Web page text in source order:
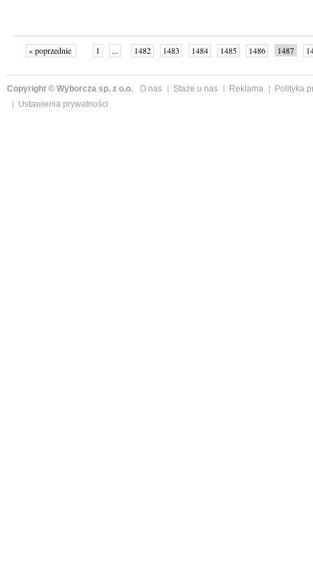
« poprzednie 1 ... 1482 1483 1484 1485 1486 1487
Copyright © Wyborcza sp. z o.o. O nas Staże u nas Reklama
Polityka
Ustawienia prywatności